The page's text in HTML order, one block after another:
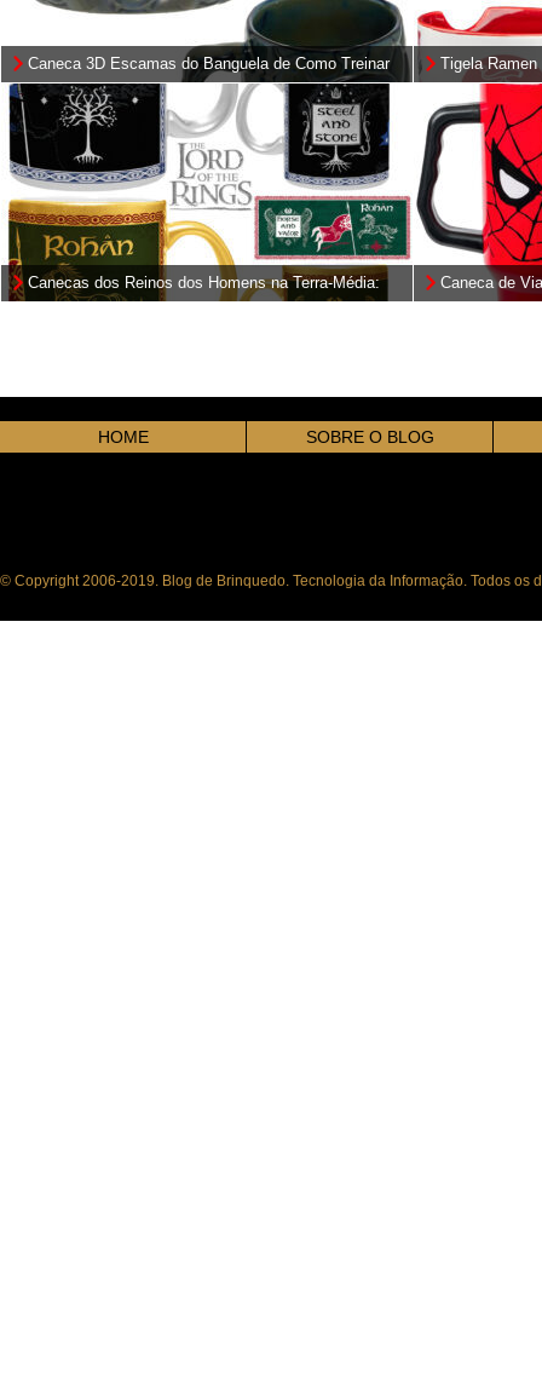
Caneca 3D Escamas do Banguela de Como Treinar
Seu Dragão
Tigela
Canecas dos Reinos dos Homens na Terra-Média:
Gondor e Rohan (O Senhor dos Anéis)
Caneca de
Man de Aço
HOME SOBRE O BLOG
© Copyright 2006-2019. Blog de Brinquedo. Tecnologia da Informação. Todos os